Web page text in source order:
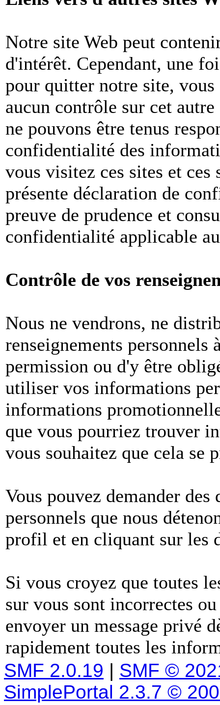
Notre site Web peut
d'intérêt. Cependant, une
pour quitter notre site, vous
aucun contrôle sur cet
ne pouvons être tenus
confidentialité des
vous visitez ces sites et ces
présente déclaration de
preuve de prudence et
confidentialité applicable
Contrôle de vos
Nous ne vendrons, ne
renseignements
permission ou d'y être
utiliser vos informations
informations
que vous pourriez trouver
vous souhaitez que cela se
Vous pouvez demander
personnels que nous
profil et en cliquant sur les
Si vous croyez que toutes
sur vous sont incorrectes
envoyer un message privé
rapidement toutes les
SMF 2.0.19 | SMF ©
SimplePortal 2.3.7 ©